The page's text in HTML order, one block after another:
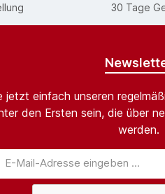
30 Tage
jetzt einfach unseren
den Ersten sein, die über
werden.
Mail-
Adresse*